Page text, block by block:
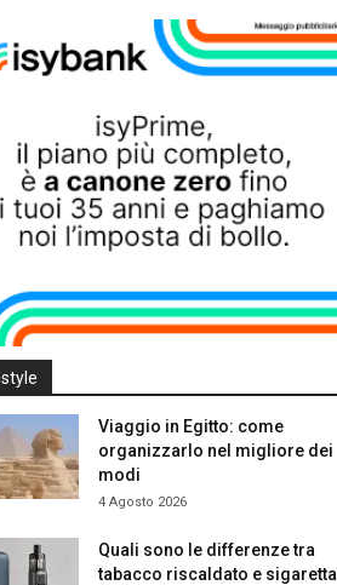
Viaggio in Egitto: come
organizzarlo nel migliore dei
modi
4 Agosto 2026
Quali sono le differenze tra
tabacco riscaldato e sigaretta